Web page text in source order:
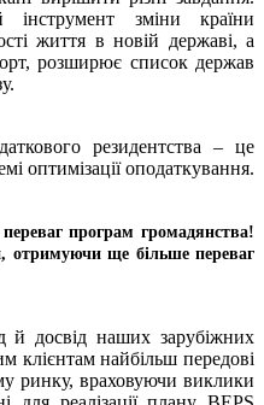
зміни країни
життя в новій державі, а
розширює список держав
резидентства – це
оптимізації оподаткування.
програм громадянства!
отримуючи ще більше переваг
й досвід наших зарубіжних
клієнтам найбільш передові
ринку, враховуючи виклики